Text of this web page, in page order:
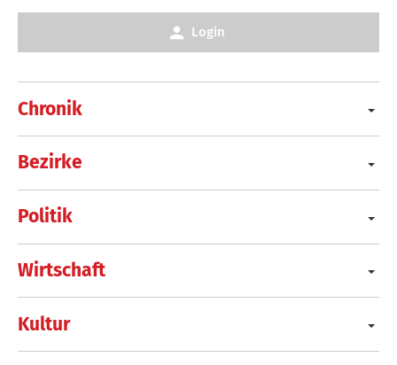
Chronik
Bezirke
Politik
Wirtschaft
Kultur
Login